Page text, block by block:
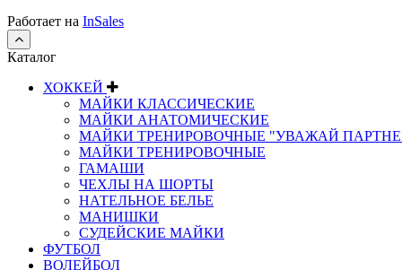
Работает на InSales
Каталог
ХОККЕЙ
МАЙКИ КЛАССИЧЕСКИЕ
МАЙКИ АНАТОМИЧЕСКИЕ
МАЙКИ ТРЕНИРОВОЧНЫЕ "УВАЖАЙ
МАЙКИ ТРЕНИРОВОЧНЫЕ
ГАМАШИ
ЧЕХЛЫ НА ШОРТЫ
НАТЕЛЬНОЕ БЕЛЬЕ
МАНИШКИ
СУДЕЙСКИЕ МАЙКИ
ФУТБОЛ
ВОЛЕЙБОЛ